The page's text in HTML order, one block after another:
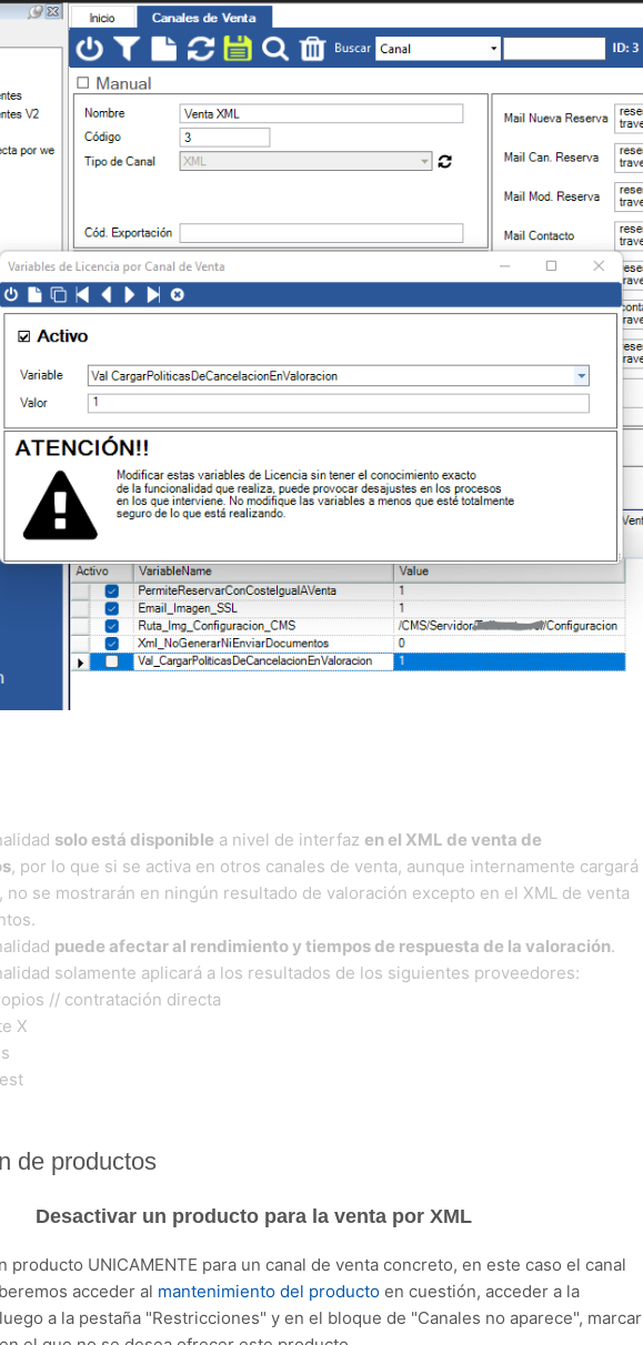
solo está disponible a nivel de interfaz en el XML de venta de
, por lo que si se activa en otros canales de venta, aunque internamente cargará
no se mostrarán en ningún resultado de valoración excepto en el XML de venta
puede afectar al rendimiento y tiempos de respuesta de la valoración.
solamente aplicará a los resultados de los siguientes proveedores:
// contratación directa
X
de productos
Desactivar un producto para la venta por XML
producto UNICAMENTE para un canal de venta concreto, en este caso el canal
acceder al mantenimiento del producto en cuestión, acceder a la
a la pestaña "Restricciones" y en el bloque de "Canales no aparece", marcar